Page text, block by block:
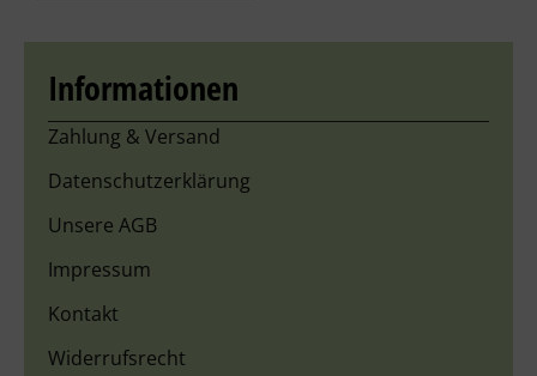
Informationen
Zahlung & Versand
Datenschutzerklärung
Unsere AGB
Impressum
Kontakt
Widerrufsrecht